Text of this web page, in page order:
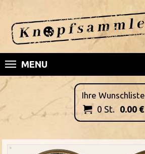
MENU
Ihre Wunschliste
 0 St. 0.00€